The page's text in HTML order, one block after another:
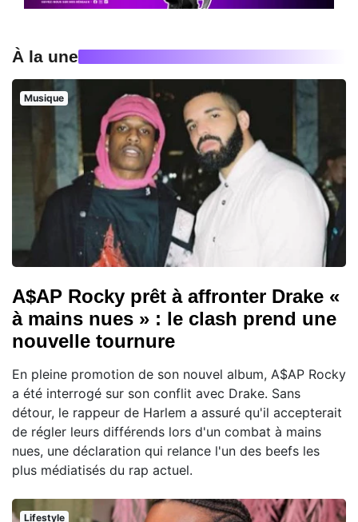
À la une
Musique
A$AP Rocky prêt à affronter Drake «
à mains nues » : le clash prend une
nouvelle tournure
En pleine promotion de son nouvel album, A$AP Rocky
a été interrogé sur son conflit avec Drake. Sans
détour, le rappeur de Harlem a assuré qu'il accepterait
de régler leurs différends lors d'un combat à mains
nues, une déclaration qui relance l'un des beefs les
plus médiatisés du rap actuel.
Lifestyle